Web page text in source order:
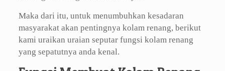
Maka dari itu, untuk menumbuhkan kesadaran
masyarakat akan pentingnya kolam renang, berikut
kami uraikan uraian seputar fungsi kolam renang
yang sepatutnya anda kenal.